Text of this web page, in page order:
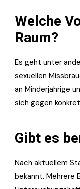
Welche
Raum?
Es geht unter
sexuellen
an Minderjährige
sich gegen
Gibt es
Nach aktuellem
bekannt. Mehrere